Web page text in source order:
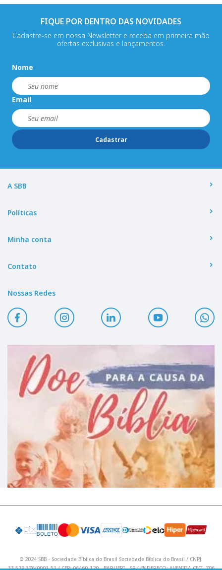
FIQUE POR DENTRO DAS NOVIDADES
Cadastre-se em nossa Newsletter e receba em primeira mão
ofertas exclusivas e lançamentos.
Nome
Email
Cadastrar
A SBB
Políticas
Minha conta
Contato
Nossas Redes
© 2024 SBB - Sociedade Bíblica do Brasil Sociedade Bíblica do Brasil / CNPJ:
33.579.376/0001-51 / CEP: 06460-120 - BARUERI - SP / ENDEREÇO: AVENIDA CECI, 706